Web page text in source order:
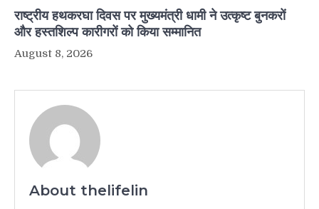
राष्ट्रीय हथकरघा दिवस पर मुख्यमंत्री धामी ने उत्कृष्ट बुनकरों
और हस्तशिल्प कारीगरों को किया सम्मानित
August 8, 2026
About thelifelin